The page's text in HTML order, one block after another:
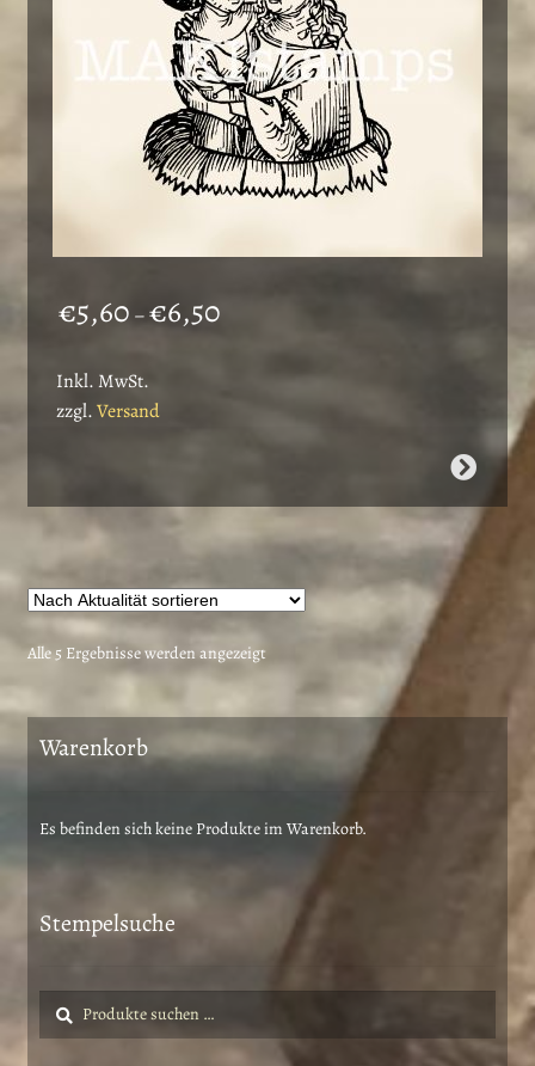
gewählt
€5,60 –€6,50
Inkl. MwSt.
zzgl.Versand
weist
mehrere
Varianten
auf.
Die
Optionen
auf
der
gewählt
Alle 5 Ergebnisse werden angezeigtNach
Warenkorb
Es befinden sich keine Produkte im Warenkorb.
Stempelsuche
Suche
nach:
Suchen